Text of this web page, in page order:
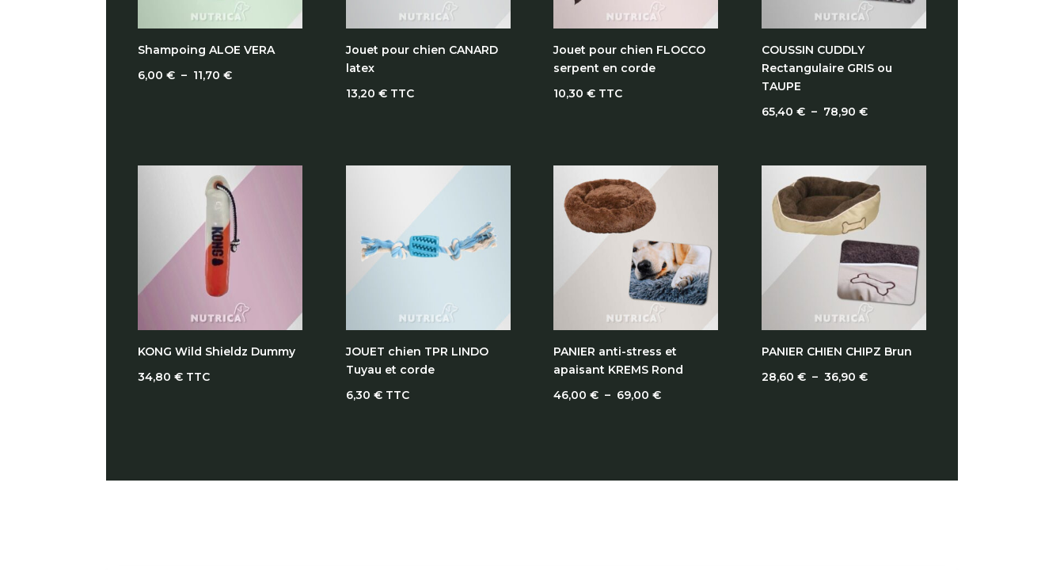
Shampoing ALOE VERA
6,00€ – 11,70€Plage
11,70 €
Jouet pour chien CANARD
latex
13,20 € TTC
Jouet pour chien FLOCCO
serpent en corde
10,30€ TTC
COUSSIN CUDDLY
Rectangulaire GRIS ou
TAUPE
65,40 € – 78,90 €Plage
65,40 €
à
78,90 €
KONG Wild Shieldz Dummy
34,80€ TTC
JOUET chien TPR LINDO
Tuyau et corde
6,30 € TTC
PANIER anti-stress et
apaisant KREMS Rond
46,00€ – 69,00€Plage
PANIER CHIEN CHIPZ Brun
28,60 € – 36,90 €Plage
36,90 €